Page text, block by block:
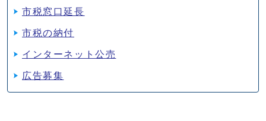
市税窓口延長
市税の納付
インターネット公売
広告募集